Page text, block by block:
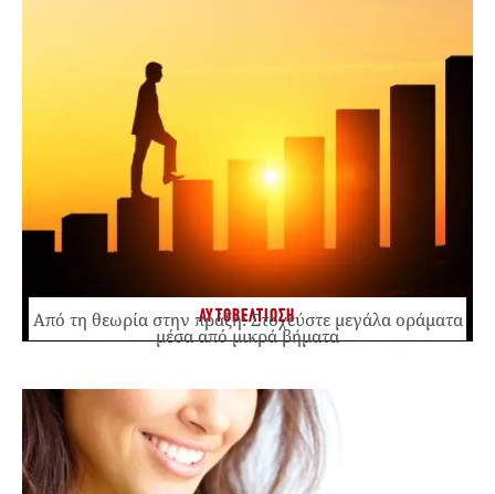
ΑΥΤΟΒΕΛΤΙΩΣΗ
Από τη θεωρία στην πράξη: Στοχεύστε μεγάλα οράματα
μέσα από μικρά βήματα